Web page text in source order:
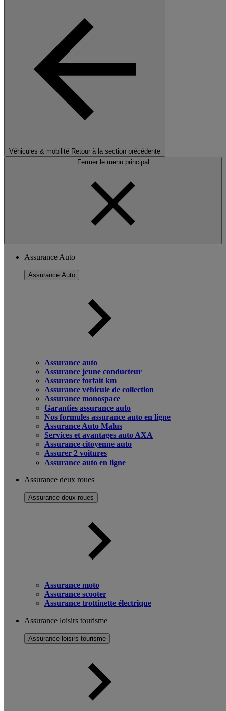
Véhicules & mobilité Retour à la section précédente
Fermer le menu principal
Assurance Auto
Assurance Auto
Assurance auto
Assurance jeune conducteur
Assurance forfait km
Assurance véhicule de collection
Assurance monospace
Garanties assurance auto
Nos formules assurance auto en ligne
Assurance Auto Malus
Services et avantages auto AXA
Assurance citoyenne auto
Assurer 2 voitures
Assurance auto en ligne
Assurance deux roues
Assurance deux roues
Assurance moto
Assurance scooter
Assurance trottinette électrique
Assurance loisirs tourisme
Assurance loisirs tourisme